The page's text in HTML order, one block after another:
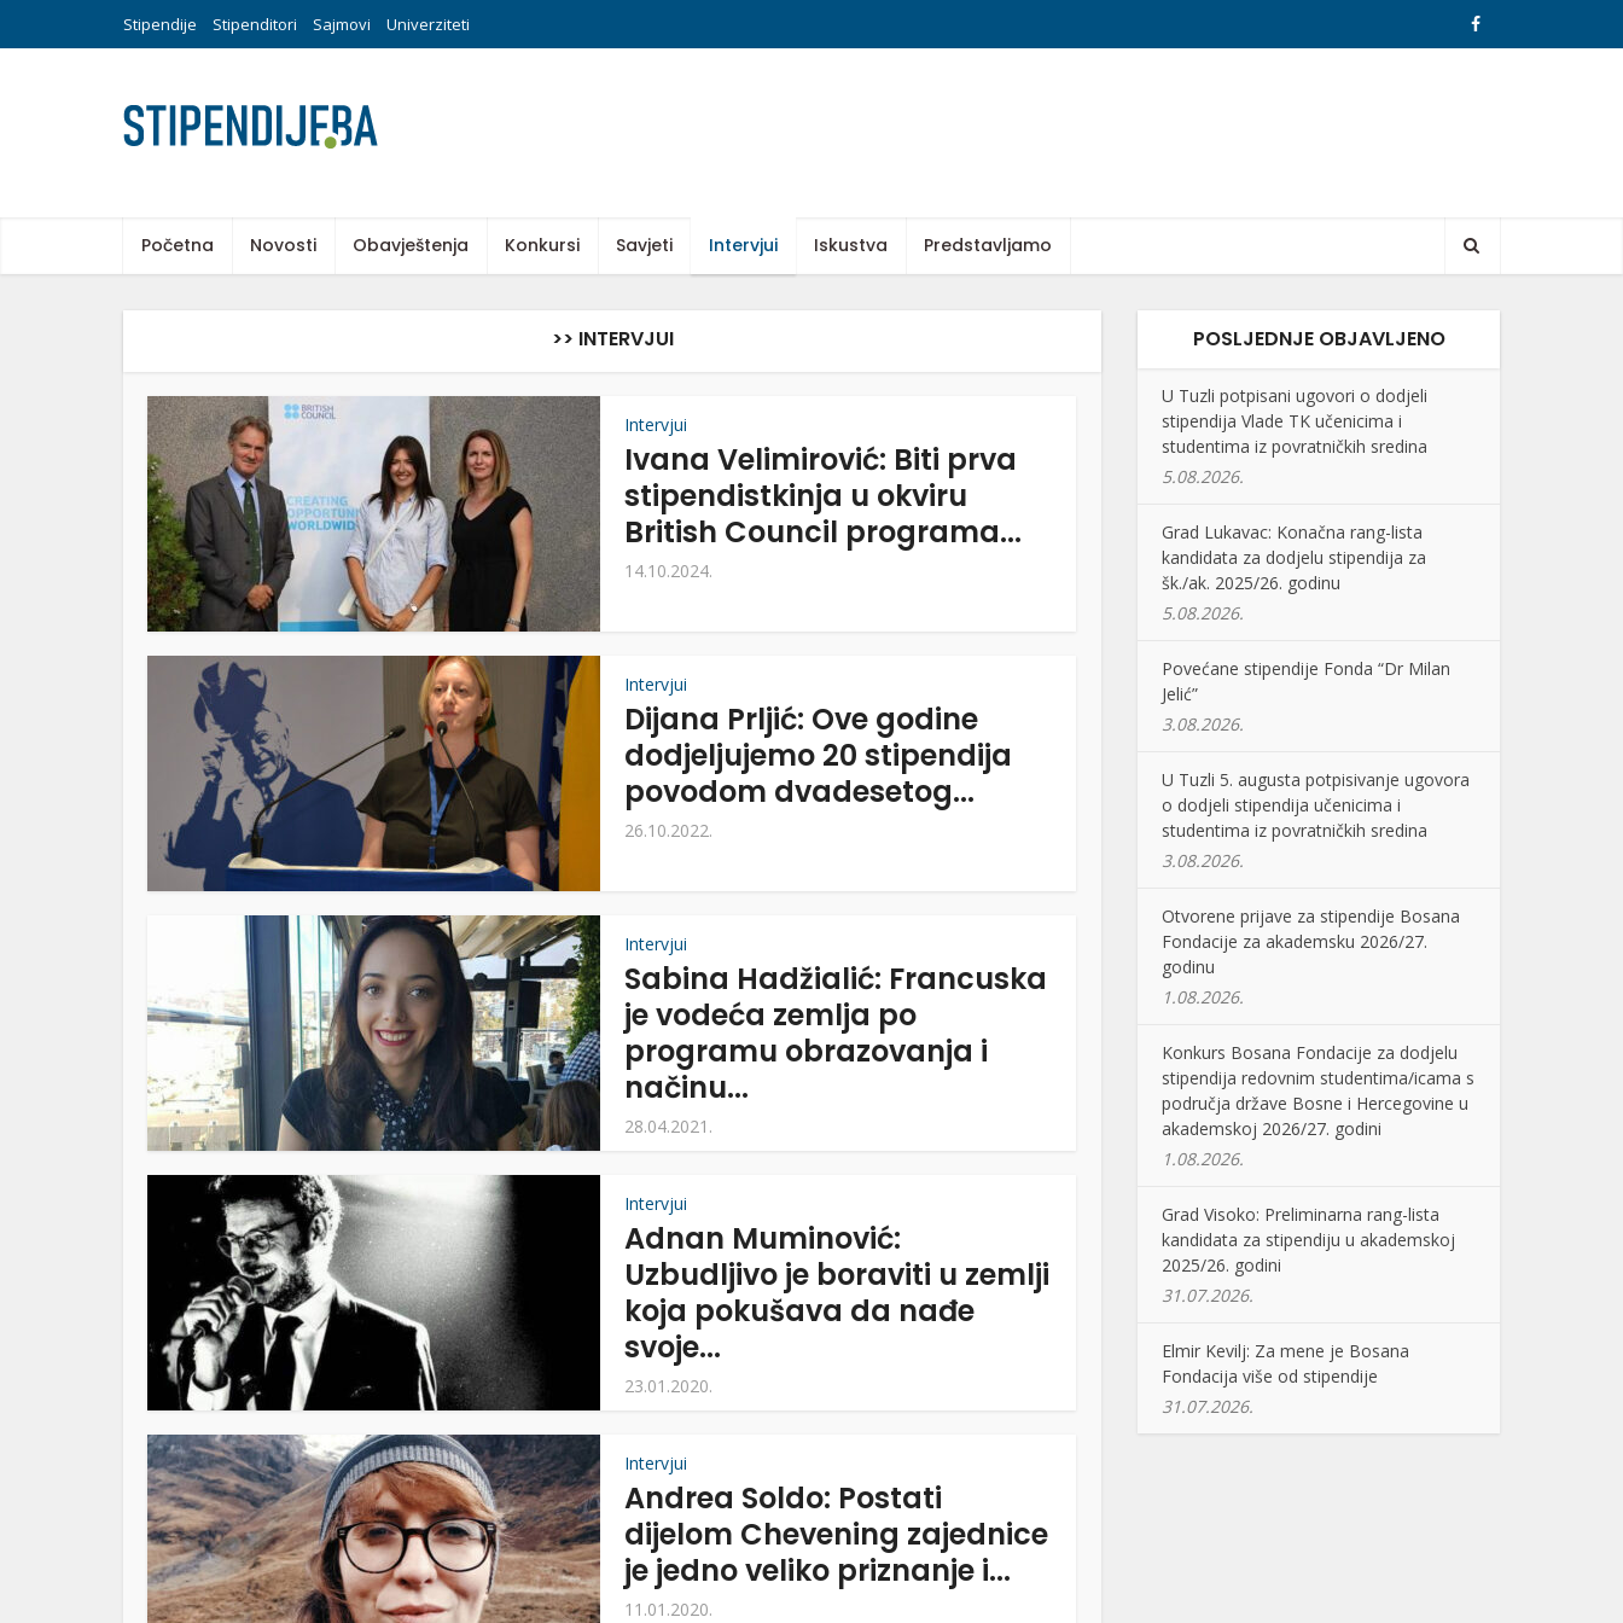
Stipendije Stipenditori Sajmovi Univerziteti
Početna Novosti Obavještenja Konkursi Savjeti Intervjui Iskustva Predstavljamo
>> INTERVJUI
Intervjui
Ivana Velimirović: Biti prva
stipendistkinja u okviru
British Council programa...
14.10.2024.
Intervjui
Dijana Prljić: Ove godine
dodjeljujemo 20 stipendija
povodom dvadesetog...
26.10.2022.
Intervjui
Sabina Hadžialić: Francuska
je vodeća zemlja po
programu obrazovanja i
načinu...
28.04.2021.
Intervjui
Adnan Muminović:
Uzbudljivo je boraviti u zemlji
koja pokušava da nađe
svoje...
23.01.2020.
Intervjui
Andrea Soldo: Postati
dijelom Chevening zajednice
je jedno veliko priznanje i...
11.01.2020.
POSLJEDNJE OBJAVLJENO
U Tuzli potpisani ugovori o dodjeli
stipendija Vlade TK učenicima i
studentima iz povratničkih sredina
5.08.2026.
Grad Lukavac: Konačna rang-lista
kandidata za dodjelu stipendija za
šk./ak. 2025/26. godinu
5.08.2026.
Povećane stipendije Fonda “Dr Milan
Jelić”
3.08.2026.
U Tuzli 5. augusta potpisivanje ugovora
o dodjeli stipendija učenicima i
studentima iz povratničkih sredina
3.08.2026.
Otvorene prijave za stipendije Bosana
Fondacije za akademsku 2026/27.
godinu
1.08.2026.
Konkurs Bosana Fondacije za dodjelu
stipendija redovnim studentima/icama s
područja države Bosne i Hercegovine u
akademskoj 2026/27. godini
1.08.2026.
Grad Visoko: Preliminarna rang-lista
kandidata za stipendiju u akademskoj
2025/26. godini
31.07.2026.
Elmir Kevilj: Za mene je Bosana
Fondacija više od stipendije
31.07.2026.